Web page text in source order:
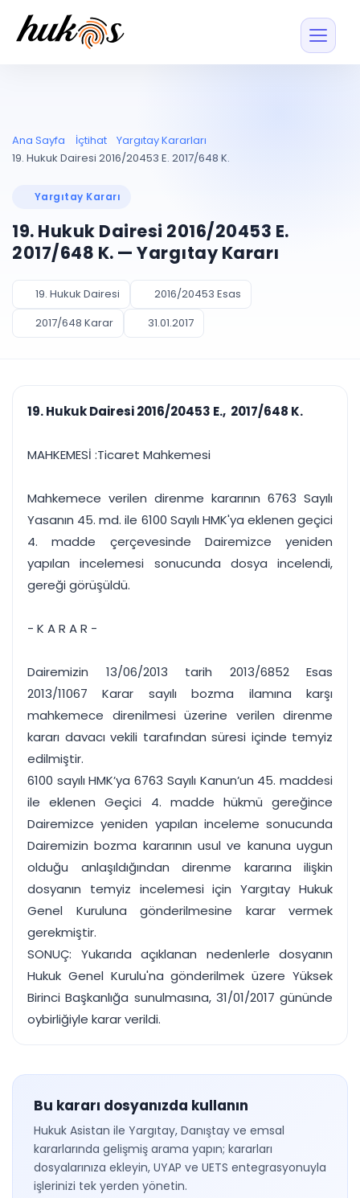
Entegrasyonu
UYAP ile otomatik
UYAP Evrak
Entegrasyonu
UETS Entegrasyonu
Tebligatları anında
Müvekkil ve taraf
Vekalet
PLANLAMA & TAKİP
Pano ve Takip
Duruşma ve görev
takvimi
Bildirim
AKILLI & FİNANS
takibi
Tek panelde uçtan uca yönetim
UYAP & UETS entegrasyonundan finansa, hepsi bir arada.
Tüm özellikleri inceleyin Ücretsiz Başlayın
Blog
Ücretsiz Başlayın Giriş Yap
Ana Sayfa İçtihat
Yargıtay Kararları
19. Hukuk Dairesi 2016/20453 E. 2017/648 K.
Yargıtay Kararı
19. Hukuk Dairesi 2016/20453 E.
2017/648 K. — Yargıtay Kararı
19. Hukuk Dairesi
2016/20453 Esas
2017/648 Karar
31.01.2017
19. Hukuk Dairesi 2016/20453 E., 2017/648 K.
MAHKEMESİ :Ticaret Mahkemesi
Mahkemece verilen direnme kararının 6763 Sayılı
Yasanın 45. md. ile 6100 Sayılı HMK'ya eklenen geçici
4. madde çerçevesinde Dairemizce yeniden
yapılan incelemesi sonucunda dosya incelendi,
gereği görüşüldü.
- K A R A R -
Dairemizin 13/06/2013 tarih 2013/6852 Esas
2013/11067 Karar sayılı bozma ilamına karşı
mahkemece direnilmesi üzerine verilen direnme
kararı davacı vekili tarafından süresi içinde temyiz
edilmiştir.
6100 sayılı HMK’ya 6763 Sayılı Kanun’un 45. maddesi
ile eklenen Geçici 4. madde hükmü gereğince
Dairemizce yeniden yapılan inceleme sonucunda
Dairemizin bozma kararının usul ve kanuna uygun
olduğu anlaşıldığından direnme kararına ilişkin
dosyanın temyiz incelemesi için Yargıtay Hukuk
Genel Kuruluna gönderilmesine karar vermek
gerekmiştir.
SONUÇ: Yukarıda açıklanan nedenlerle dosyanın
Hukuk Genel Kurulu'na gönderilmek üzere Yüksek
Birinci Başkanlığa sunulmasına, 31/01/2017 gününde
oybirliğiyle karar verildi.
Bu kararı dosyanızda kullanın
Hukuk Asistan ile Yargıtay, Danıştay ve emsal
kararlarında gelişmiş arama yapın; kararları
dosyalarınıza ekleyin, UYAP ve UETS entegrasyonuyla
işlerinizi tek yerden yönetin.